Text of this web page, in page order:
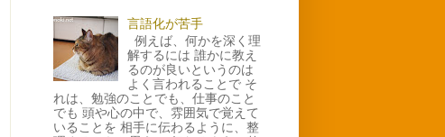
言語化が苦手
例えば、何かを深く理
解するには 誰かに教え
るのが良いというのは
よく言われることで そ
れは、勉強のことでも、仕事のこと
でも 頭や心の中で、雰囲気で覚えて
いることを 相手に伝わるように、整